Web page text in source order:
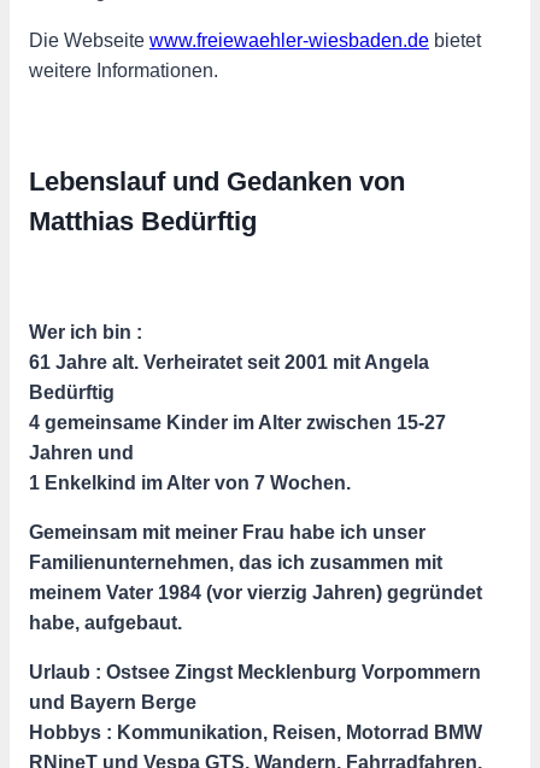
Die Webseite www.freiewaehler-wiesbaden.de bietet
weitere Informationen.
Lebenslauf und Gedanken von
Matthias Bedürftig
Wer ich bin :
61 Jahre alt. Verheiratet seit 2001 mit Angela
Bedürftig
4 gemeinsame Kinder im Alter zwischen 15-27
Jahren und
1 Enkelkind im Alter von 7 Wochen.
Gemeinsam mit meiner Frau habe ich unser
Familienunternehmen, das ich zusammen mit
meinem Vater 1984 (vor vierzig Jahren) gegründet
habe, aufgebaut.
Urlaub : Ostsee Zingst Mecklenburg Vorpommern
und Bayern Berge
Hobbys : Kommunikation, Reisen, Motorrad BMW
RNineT und Vespa GTS, Wandern, Fahrradfahren,